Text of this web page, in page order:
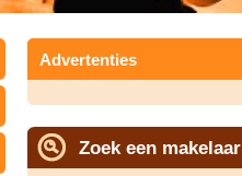
Advertenties
Zoek een makelaar